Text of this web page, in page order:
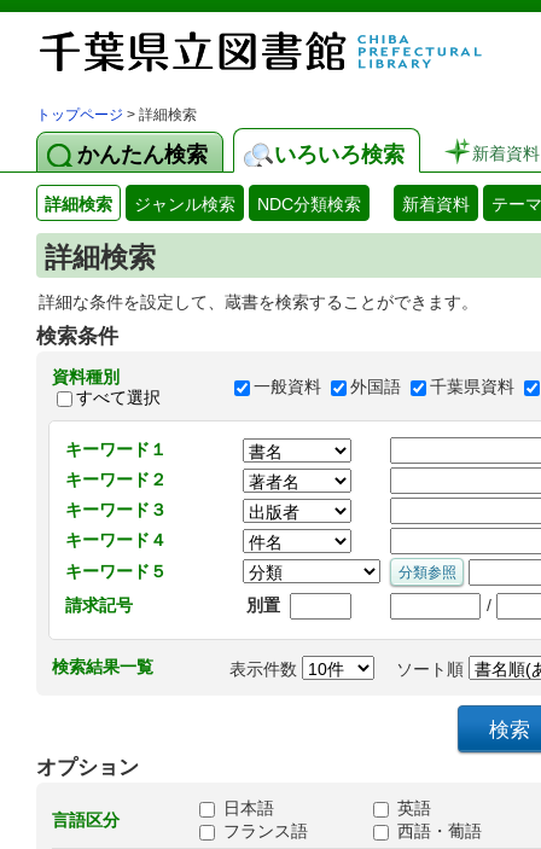
トップページ > 詳細検索
かんたん検索 いろいろ検索 新着資料
詳細検索 ジャンル検索 NDC分類検索 新着資料 テー
詳細検索
詳細な条件を設定して、蔵書を検索することができます。
検索条件
資料種別
すべて選択
一般資料 外国語 千葉県資料
キーワード１
キーワード２
キーワード３
キーワード４
キーワード５
請求記号
別置 /
検索結果一覧 表示件数 ソート順
オプション
言語区分
日本語
英語
フランス語
西語・葡語